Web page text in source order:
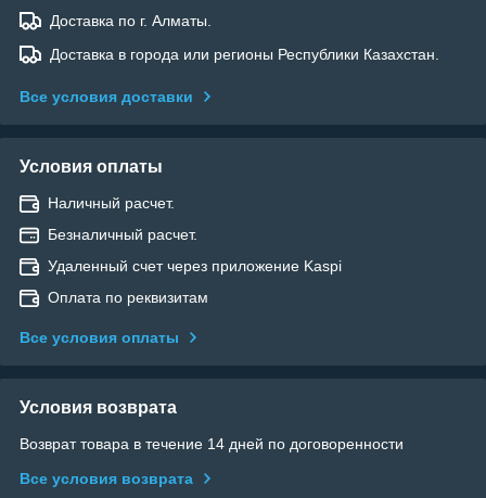
Доставка по г. Алматы.
Доставка в города или регионы Республики Казахстан.
Все условия доставки
Условия оплаты
Наличный расчет.
Безналичный расчет.
Удаленный счет через приложение Kaspi
Оплата по реквизитам
Все условия оплаты
Условия возврата
Возврат товара в течение 14 дней по договоренности
Все условия возврата